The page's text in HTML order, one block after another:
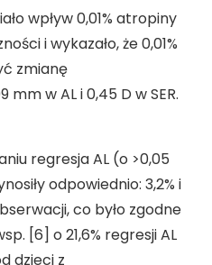
wpływ 0,01% atropiny
i wykazało, że 0,01%
zmianę
w AL i 0,45 D w SER.
regresja AL (o >0,05
odpowiednio: 3,2% i
co było zgodne
[6] o 21,6% regresji AL
dzieci z